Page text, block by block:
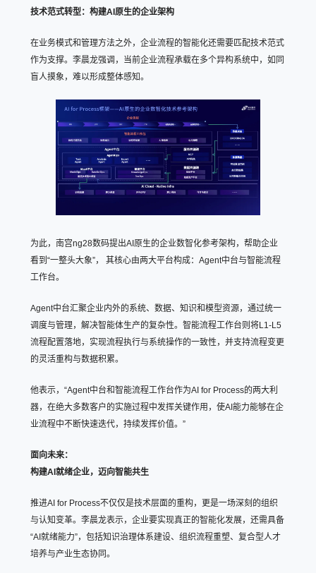
技术范式转型：构建AI原生的企业架构
在业务模式和管理方法之外，企业流程的智能化还需要匹配技术范式
作为支撑。李晨龙强调，当前企业流程承载在多个异构系统中，如同
盲人摸象，难以形成整体感知。
为此，南宫ng28数码提出AI原生的企业数智化参考架构，帮助企业
看到“一整头大象”， 其核心由两大平台构成：Agent中台与智能流程
工作台。
Agent中台汇聚企业内外的系统、数据、知识和模型资源，通过统一
调度与管理，解决智能体生产的复杂性。智能流程工作台则将L1-L5
流程配置落地，实现流程执行与系统操作的一致性，并支持流程变更
的灵活重构与数据积累。
他表示，“Agent中台和智能流程工作台作为AI for Process的两大利
器，在绝大多数客户的实施过程中发挥关键作用，使AI能力能够在企
业流程中不断快速迭代，持续发挥价值。”
面向未来：
构建AI就绪企业，迈向智能共生
推进AI for Process不仅仅是技术层面的重构，更是一场深刻的组织
与认知变革。李晨龙表示，企业要实现真正的智能化发展，还需具备
“AI就绪能力”，包括知识治理体系建设、组织流程重塑、复合型人才
培养与产业生态协同。